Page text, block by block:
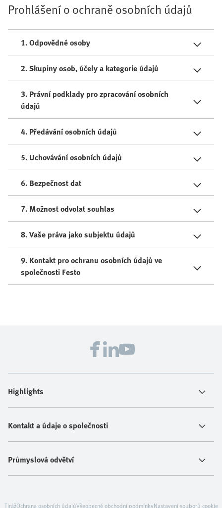
Prohlášení o ochraně osobních údajů
1. Odpovědné osoby
2. Skupiny osob, účely a kategorie údajů
3. Právní podklady pro zpracování osobních
údajů
4. Předávání osobních údajů
5. Uchovávání osobních údajů
6. Bezpečnost dat
7. Možnost odvolat souhlas
8. Vaše práva jako subjektu údajů
9. Kontakt pro ochranu osobních údajů ve
společnosti Festo
Highlights
Kontakt a údaje o společnosti
Průmyslová odvětví
TirážOchrana osobních údajůVšeobecné obchodní podmínkyNastavení souborů cookie